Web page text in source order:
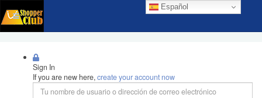
Español
Sign In
If you are new here,create your account now